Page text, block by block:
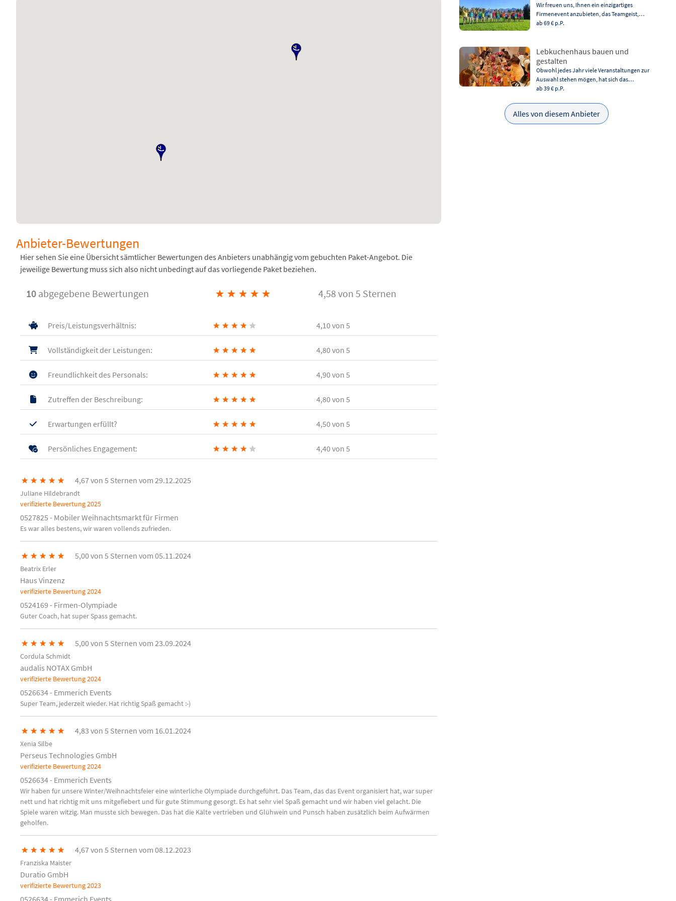
Anbieter-Bewertungen
Hier sehen Sie eine Übersicht sämtlicher Bewertungen des Anbieters unabhängig vom gebuchten Paket-Angebot. Die
jeweilige Bewertung muss sich also nicht unbedingt auf das vorliegende Paket beziehen.
10 abgegebene Bewertungen ★ ★ ★ ★ ★ 4,58 von 5 Sternen
Preis/Leistungsverhältnis: ★ ★ ★ ★ ★ 4,10von 5
Vollständigkeit der Leistungen: ★ ★ ★ ★ ★ 4,80von 5
Freundlichkeit des Personals: ★ ★ ★ ★ ★ 4,90von 5
Zutreffen der Beschreibung: ★ ★ ★ ★ ★ 4,80von 5
Erwartungen erfüllt? ★ ★ ★ ★ ★ 4,50von 5
Persönliches Engagement: ★ ★ ★ ★ ★ 4,40von 5
★ ★ ★ ★ ★ 4,67 von 5 Sternen vom 29.12.2025
Juliane Hildebrandt
verifizierte Bewertung2025
0527825 - Mobiler Weihnachtsmarkt für Firmen
Es war alles bestens, wir waren vollends zufrieden.
★ ★ ★ ★ ★ 5,00 von 5 Sternen vom 05.11.2024
Beatrix Erler
Haus Vinzenz
verifizierte Bewertung2024
0524169 - Firmen-Olympiade
Guter Coach, hat super Spass gemacht.
★ ★ ★ ★ ★ 5,00 von 5 Sternen vom 23.09.2024
Cordula Schmidt
audalis NOTAX GmbH
verifizierte Bewertung2024
0526634 - Emmerich Events
Super Team, jederzeit wieder. Hat richtig Spaß gemacht :-)
★ ★ ★ ★ ★ 4,83 von 5 Sternen vom 16.01.2024
Xenia Silbe
Perseus Technologies GmbH
verifizierte Bewertung2024
0526634 - Emmerich Events
Wir haben für unsere Winter/Weihnachtsfeier eine winterliche Olympiade durchgeführt. Das Team, das das Event organisiert hat, war super
nett und hat richtig mit uns mitgefiebert und für gute Stimmung gesorgt. Es hat sehr viel Spaß gemacht und wir haben viel gelacht. Die
Spiele waren witzig. Man musste sich bewegen. Das hat die Kälte vertrieben und Glühwein und Punsch haben zusätzlich beim Aufwärmen
geholfen.
★ ★ ★ ★ ★ 4,67 von 5 Sternen vom 08.12.2023
Franziska Maister
Duratio GmbH
verifizierte Bewertung2023
0526634 - Emmerich Events
Wir freuen uns, Ihnen ein einzigartiges
Firmenevent anzubieten, das Teamgeist,…
ab 69 € p.P.
Lebkuchenhaus bauen und
gestalten
Obwohl jedes Jahr viele Veranstaltungen zur
Auswahl stehen mögen, hat sich das…
ab 39 € p.P.
Alles von diesem Anbieter